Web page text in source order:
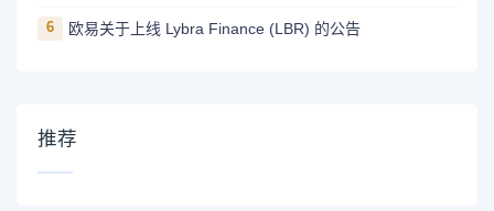
6 欧易关于上线 Lybra Finance (LBR) 的公告
推荐